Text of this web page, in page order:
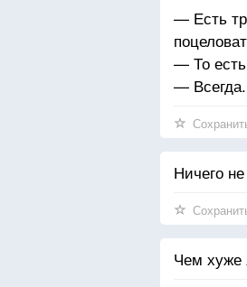
— Есть
— То есть
— Всегда.
Ничего
Чем хуже